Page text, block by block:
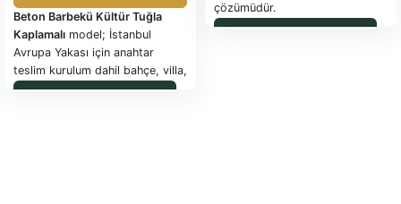
Beton Barbekü Kültür Tuğla
Kaplamalı model; İstanbul
Avrupa Yakası için anahtar
teslim kurulum dahil bahçe, villa,
teras ve hobi alanlarına özel
çözümüdür.